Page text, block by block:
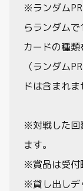
※ランダム
らランダム
カードの種類
（ランダム
ドは含まれま
※対戦した回
ます。
※賞品は受付
※貸し出しデ